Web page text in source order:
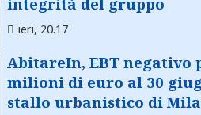
ieri, 20.17
AbitareIn, EBT negativo
milioni di euro al 30
stallo urbanistico di